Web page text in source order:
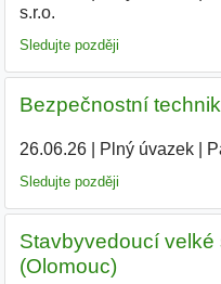
s.r.o.
Sledujte později
Bezpečnostní technik
26.06.26| Plný úvazek|
Sledujte později
Stavbyvedoucí
(Olomouc)